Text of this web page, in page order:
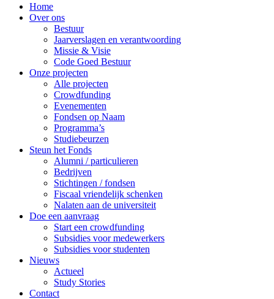
Home
Over ons
Bestuur
Jaarverslagen en verantwoording
Missie & Visie
Code Goed Bestuur
Onze projecten
Alle projecten
Crowdfunding
Evenementen
Fondsen op Naam
Programma’s
Studiebeurzen
Steun het Fonds
Alumni / particulieren
Bedrijven
Stichtingen / fondsen
Fiscaal vriendelijk schenken
Nalaten aan de universiteit
Doe een aanvraag
Start een crowdfunding
Subsidies voor medewerkers
Subsidies voor studenten
Nieuws
Actueel
Study Stories
Contact